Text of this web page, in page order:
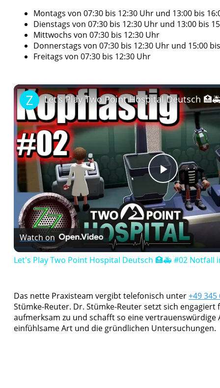
Montags von 07:30 bis 12:30 Uhr und 13:00 bis
Dienstags von 07:30 bis 12:30 Uhr und 13:00 bis
Mittwochs von 07:30 bis 12:30 Uhr
Donnerstags von 07:30 bis 12:30 Uhr und 15:00
Freitags von 07:30 bis 12:30 Uhr
Play
Video
Watch on
Let's Play Two Point Hospital Deutsch 🏥🚑 #02
Das nette Praxisteam vergibt telefonisch unter+49 345
Stümke-Reuter. Dr. Stümke-Reuter setzt sich
aufmerksam zu und schafft so eine
einfühlsame Art und die gründlichen Untersuchungen.